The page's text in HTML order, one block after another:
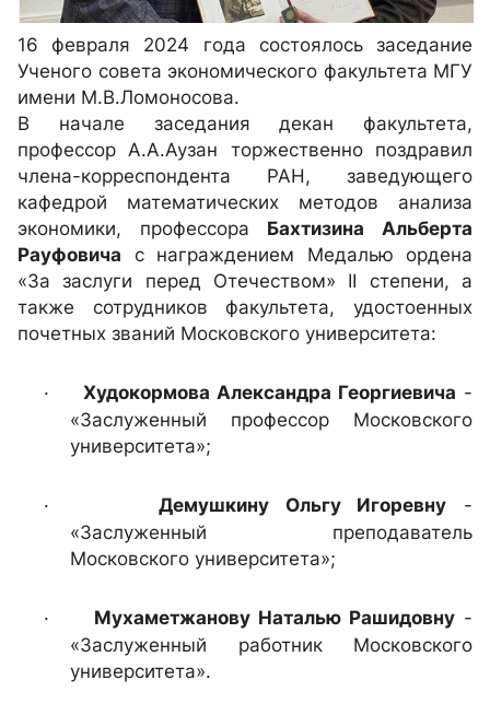
16 февраля 2024 года состоялось заседание
Ученого совета экономического факультета МГУ
имени М.В.Ломоносова.
В начале заседания декан факультета,
профессор А.А.Аузан торжественно поздравил
члена-корреспондента РАН, заведующего
кафедрой математических методов анализа
экономики, профессора Бахтизина Альберта
Рауфовича с награждением Медалью ордена
«За заслуги перед Отечеством» II степени, а
также сотрудников факультета, удостоенных
почетных званий Московского университета:
· Худокормова Александра Георгиевича -
«Заслуженный профессор Московского
университета»;
· Демушкину Ольгу Игоревну -
«Заслуженный преподаватель
Московского университета»;
· Мухаметжанову Наталью Рашидовну-
«Заслуженный работник Московского
университета».